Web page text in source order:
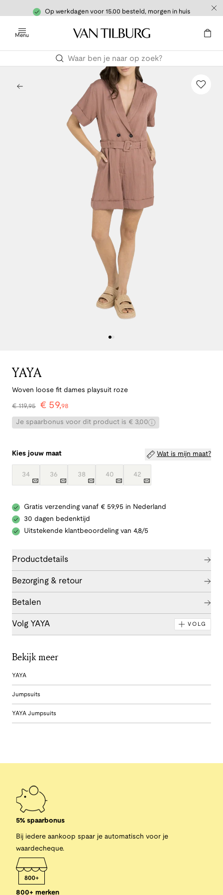
Op werkdagen voor 15.00 besteld, morgen in huis
Menu
YAYA
Woven loose fit dames playsuit roze
€119,95 € 59,98
Je spaarbonus voor dit product is € 3,00
Kies jouw maat Wat is mijn maat?
34 36 38 40 42
Gratis verzending vanaf € 59,95 in Nederland
30 dagen bedenktijd
Uitstekende klantbeoordeling van 4,8/5
Productdetails
Bezorging & retour
Betalen
Volg YAYA VOLG
Bekijk meer
YAYA
Jumpsuits
YAYA Jumpsuits
5% spaarbonus
Bij iedere aankoop spaar je automatisch voor je
waardecheque.
800+ merken